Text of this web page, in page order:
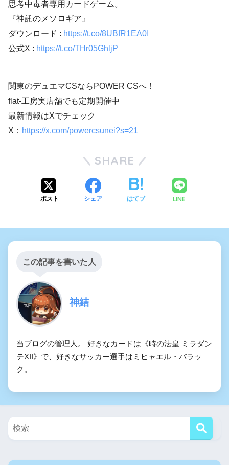
思考中毒者専用カードゲーム。
『神託のメソロギア』
ダウンロード : https://t.co/8UBfR1EA0I
公式X : https://t.co/THr05GhljP
関東のデュエマCSならPOWER CSへ！
flat-工房実店舗でも定期開催中
最新情報はXでチェック
X： https://x.com/powercsunei?s=21
SHARE
ポスト シェア はてブ LINE
この記事を書いた人
神結
当ブログの管理人。 好きなカードは《時の法皇 ミラダン
テXII》で、好きなサッカー選手はミヒャエル・バラッ
ク。